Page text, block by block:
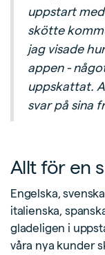
uppstart
skötte
jag visade
appen -
uppskattat.
svar på sina
Allt för en
Engelska,
italienska,
gladeligen i
våra nya kunder